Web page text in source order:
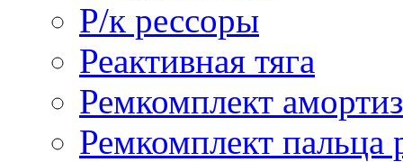
Р/к рессоры
Реактивная тяга
Ремкомплект
Ремкомплект пальца